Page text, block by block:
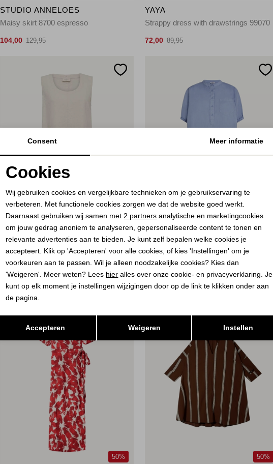
STUDIO ANNELOES
Maisy skirt 8700 espresso
104,00 129,95
YAYA
Strappy dress with drawstrings 99070
72,00 89,95
FREEQUENT
Dress Moonbeam Melange
25,00 49,95
PENN & INK
Dress 471 moonlight
75,00 149,00
50% 50%
Analytische cookies Marketing cookies
Consent Meer informatie
Cookies
Wij gebruiken cookies en vergelijkbare technieken om je gebruikservaring te
verbeteren. Met functionele cookies zorgen we dat de website goed werkt.
Daarnaast gebruiken wij samen met 2 partners analytische en marketingcookies
om jouw gedrag anoniem te analyseren, gepersonaliseerde content te tonen en
relevante advertenties aan te bieden. Je kunt zelf bepalen welke cookies je
accepteert. Klik op 'Accepteren' voor alle cookies, of kies 'Instellingen' om je
voorkeuren aan te passen. Wil je alleen noodzakelijke cookies? Kies dan
'Weigeren'. Meer weten? Lees hier alles over onze cookie- en privacyverklaring. Je
kunt op elk moment je instellingen wijzigingen door op de link te klikken onder aan
de pagina.
Accepteren Weigeren Instellen